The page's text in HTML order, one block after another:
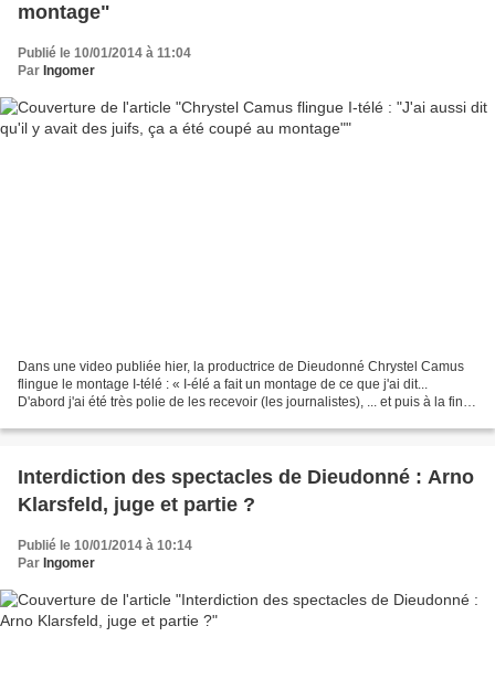
montage"
Publié le 10/01/2014 à 11:04
Par Ingomer
Dans une video publiée hier, la productrice de Dieudonné Chrystel Camus
flingue le montage I-télé : « I-élé a fait un montage de ce que j'ai dit...
D'abord j'ai été très polie de les recevoir (les journalistes), ... et puis à la fin,
Interdiction des spectacles de Dieudonné : Arno
Klarsfeld, juge et partie ?
Publié le 10/01/2014 à 10:14
Par Ingomer